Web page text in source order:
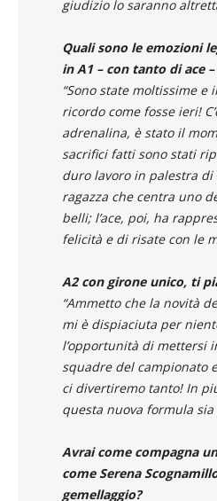
Quali sono le emozioni
in A1 – con tanto di ace
“Sono state moltissime e
ricordo come fosse ieri!
adrenalina, è stato il
sacrifici fatti sono stati
duro lavoro in palestra di
ragazza che centra uno
belli; l’ace, poi, ha
A2 con girone unico, ti
“Ammetto che la novità
mi è dispiaciuta per
l’opportunità di mettersi
squadre del campionato
ci divertiremo tanto! In
Avrai come compagna
come Serena